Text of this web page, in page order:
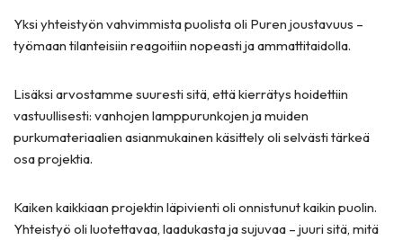
Yksi yhteistyön vahvimmista puolista oli Puren joustavuus –
työmaan tilanteisiin reagoitiin nopeasti ja ammattitaidolla.
Lisäksi arvostamme suuresti sitä, että kierrätys hoidettiin
vastuullisesti: vanhojen lamppurunkojen ja muiden
purkumateriaalien asianmukainen käsittely oli selvästi tärkeä
osa projektia.
Kaiken kaikkiaan projektin läpivienti oli onnistunut kaikin puolin.
Yhteistyö oli luotettavaa, laadukasta ja sujuvaa – juuri sitä, mitä